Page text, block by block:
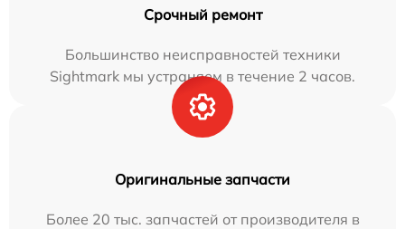
Срочный ремонт
Большинство неисправностей техники
Sightmark мы устраняем в течение 2 часов.
Оригинальные запчасти
Более 20 тыс. запчастей от производителя в